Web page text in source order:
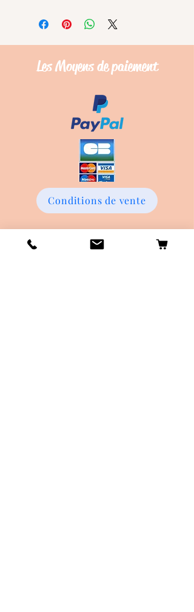
Les Moyens depaiement
Conditions de vente
Les frais de Livraison